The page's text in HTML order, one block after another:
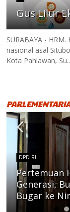
Gus Lilur
SURABAYA -
nasional asal
Kota Pahlawan,
DPD RI
Pertemuan
Generasi,
Bugar ke